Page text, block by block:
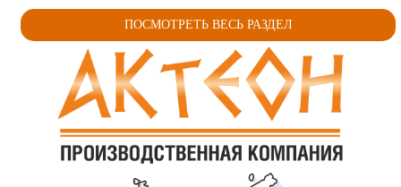
ПОСМОТРЕТЬ ВЕСЬ РАЗДЕЛ